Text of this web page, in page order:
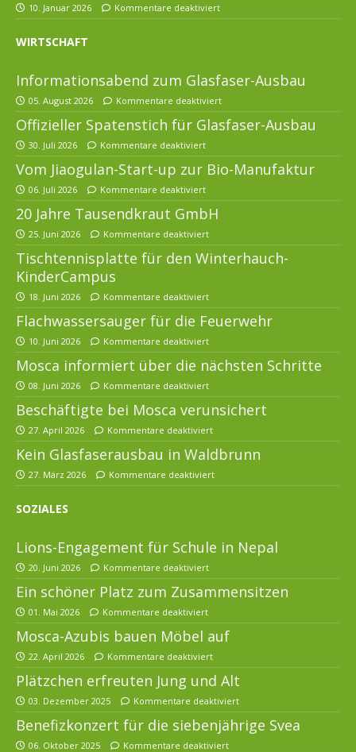
10. Januar 2026 Kommentare deaktiviert
WIRTSCHAFT
Informationsabend zum Glasfaser-Ausbau
05. August 2026 Kommentare deaktiviert
Offizieller Spatenstich für Glasfaser-Ausbau
30. Juli 2026 Kommentare deaktiviert
Vom Jiaogulan-Start-up zur Bio-Manufaktur
06. Juli 2026 Kommentare deaktiviert
20 Jahre Tausendkraut GmbH
25. Juni 2026 Kommentare deaktiviert
Tischtennisplatte für den Winterhauch-
KinderCampus
18. Juni 2026 Kommentare deaktiviert
Flachwassersauger für die Feuerwehr
10. Juni 2026 Kommentare deaktiviert
Mosca informiert über die nächsten Schritte
08. Juni 2026 Kommentare deaktiviert
Beschäftigte bei Mosca verunsichert
27. April 2026 Kommentare deaktiviert
Kein Glasfaserausbau in Waldbrunn
27. März 2026 Kommentare deaktiviert
SOZIALES
Lions-Engagement für Schule in Nepal
20. Juni 2026 Kommentare deaktiviert
Ein schöner Platz zum Zusammensitzen
01. Mai 2026 Kommentare deaktiviert
Mosca-Azubis bauen Möbel auf
22. April 2026 Kommentare deaktiviert
Plätzchen erfreuten Jung und Alt
03. Dezember 2025 Kommentare deaktiviert
Benefizkonzert für die siebenjährige Svea
06. Oktober 2025 Kommentare deaktiviert